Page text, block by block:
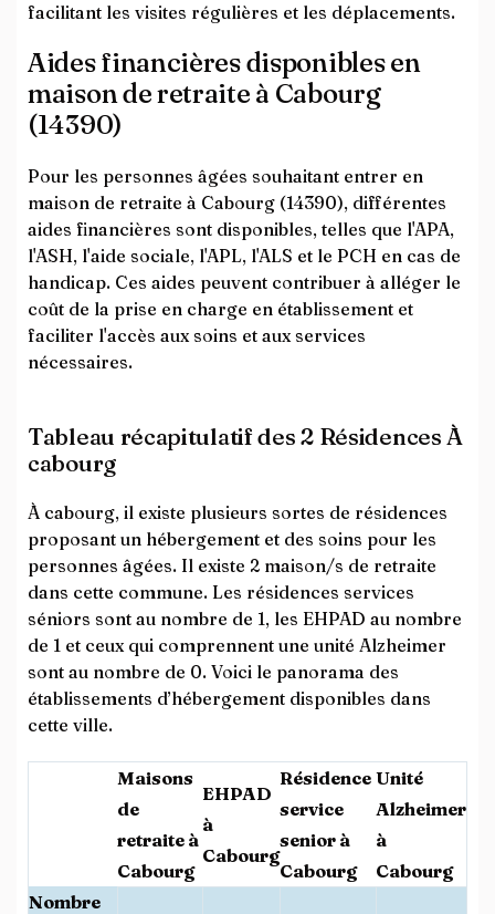
facilitant les visites régulières et les déplacements.
Aides financières disponibles en
maison de retraite à Cabourg
(14390)
Pour les personnes âgées souhaitant entrer en
maison de retraite à Cabourg (14390), différentes
aides financières sont disponibles, telles que l'APA,
l'ASH, l'aide sociale, l'APL, l'ALS et le PCH en cas de
handicap. Ces aides peuvent contribuer à alléger le
coût de la prise en charge en établissement et
faciliter l'accès aux soins et aux services
nécessaires.
Tableau récapitulatif des 2 Résidences À
cabourg
À cabourg, il existe plusieurs sortes de résidences
proposant un hébergement et des soins pour les
personnes âgées. Il existe 2 maison/s de retraite
dans cette commune. Les résidences services
séniors sont au nombre de 1, les EHPAD au nombre
de 1 et ceux qui comprennent une unité Alzheimer
sont au nombre de 0. Voici le panorama des
établissements d’hébergement disponibles dans
cette ville.
Maisons
de
retraite à
Cabourg
EHPAD
à
Cabourg
Résidence
service
senior à
Cabourg
Unité
Alzheimer
à
Cabourg
Nombre